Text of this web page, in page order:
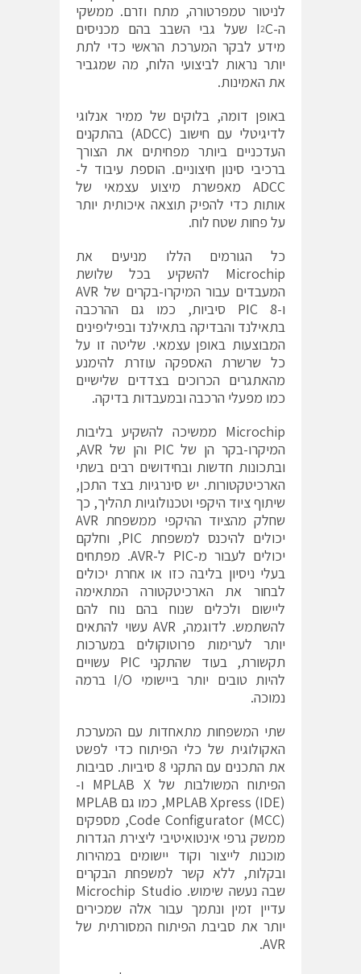
לניטור טמפרטורה, מתח וזרם. ממשקי
ה-I
2
C שעל גבי השבב בהם מכניסים
מידע לבקר המערכת הראשי כדי לתת
יותר נראות לביצועי הלוח, מה שמגביר
את האמינות.
באופן דומה, בלוקים של ממיר אנלוגי
לדיגיטלי עם חישוב (ADCC) בהתקנים
העדכניים ביותר מפחיתים את הצורך
ברכיבי סינון חיצוניים. הוספת עיבוד ל-
ADCC מאפשרת מיצוע עצמאי של
אותות כדי להפיק תוצאה איכותית יותר
על פחות שטח לוח.
כל הגורמים הללו מניעים את
Microchip להשקיע בכל שלושת
המעבדים עבור המיקרו-בקרים של AVR
ו-PIC 8 סיביות, כמו גם ההרכבה
בתאילנד והבדיקה בתאילנד ובפיליפינים
המבוצעות באופן עצמאי. שליטה זו על
כל שרשרת האספקה עוזרת להימנע
מהאתגרים הכרוכים בצדדים שלישיים
כמו מפעלי הרכבה ובמעבדות בדיקה.
Microchip ממשיכה להשקיע בליבות
המיקרו-בקר הן של PIC והן של AVR,
ובתכונות חדשות ובחידושים רבים בשתי
הארכיטקטורות. יש סינרגיות בצד התכן,
שיתוף ציוד היקפי וטכנולוגיות תהליך, כך
שחלק מהציוד ההיקפי ממשפחת AVR
יכולים להיכנס למשפחת PIC, וחלקם
יכולים לעבור מ-PIC ל-AVR. מפתחים
בעלי ניסיון בליבה כזו או אחרת יכולים
לבחור את הארכיטקטורה המתאימה
ליישום ולכלים שנוח בהם נוח להם
להשתמש. לדוגמה, AVR עשוי להתאים
יותר לערימות פרוטוקולים במערכות
תקשורת, בעוד שהתקני PIC עשויים
להיות טובים יותר ביישומי I/O ברמה
נמוכה.
שתי המשפחות מתאחדות עם המערכת
האקולוגית של כלי הפיתוח כדי לפשט
את התכנים עם התקני 8 סיביות. סביבות
הפיתוח המשולבות של MPLAB X ו-
MPLAB Xpress (IDE), כמו גם MPLAB
Code Configurator (MCC), מספקים
ממשק גרפי אינטואיטיבי ליצירת הגדרות
מוכנות לייצור וקוד יישומים במהירות
ובקלות, ללא קשר למשפחת הבקרים
שבה נעשה שימוש. Microchip Studio
עדיין זמין ונתמך עבור אלה שמכירים
יותר את סביבת הפיתוח המסורתית של
AVR.